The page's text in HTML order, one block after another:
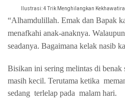
Ilustrasi: 4 Trik Menghilangkan
“Alhamdulillah. Emak dan Bapak
menafkahi anak-anaknya.
seadanya. Bagaimana kelak nasib
Bisikan ini sering melintas di benak
masih kecil. Terutama ketika
sedang terlelap pada malam hari.